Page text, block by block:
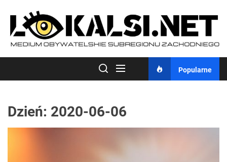
content
Popularne
Dzień: 2020-06-06